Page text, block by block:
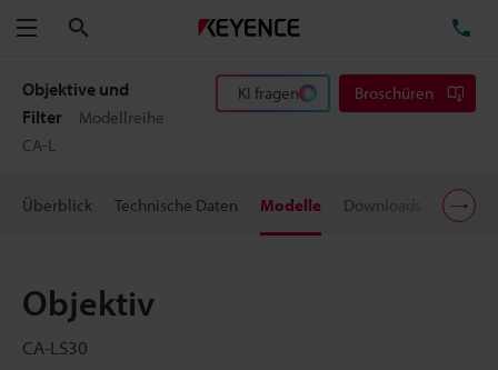
Menü
Objektive und
Filter
Modellreihe
CA-L
KI fragen Broschüren
Überblick Technische Daten Modelle Downloads
Objektiv
CA-LS30